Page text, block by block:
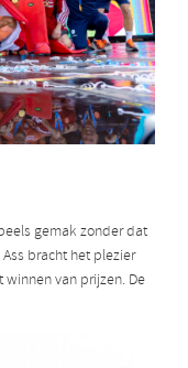
gemak zonder dat
bracht het plezier
van prijzen. De